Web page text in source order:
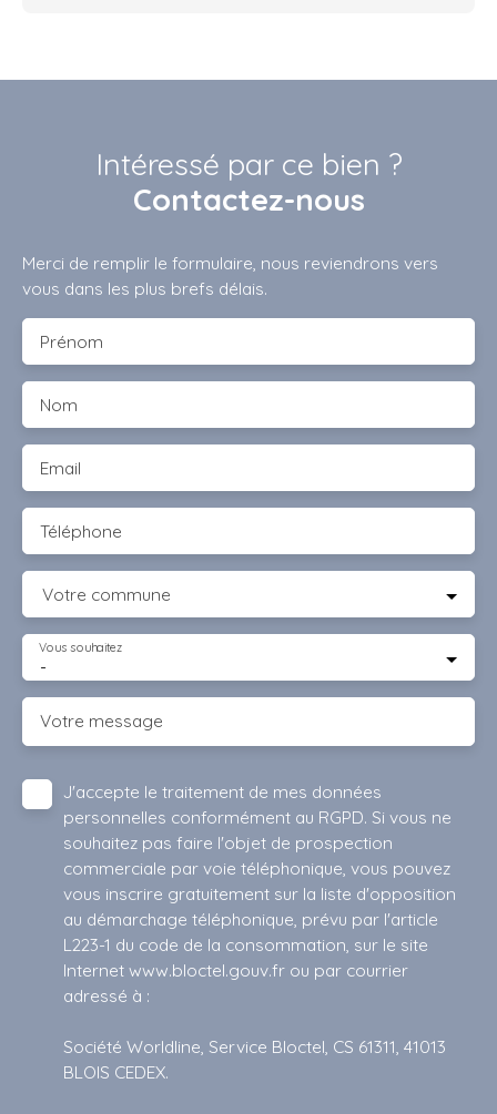
Intéressé par ce bien ?
Contactez-nous
Merci de remplir le formulaire, nous reviendrons vers
vous dans les plus brefs délais.
Prénom
Nom
Email
Téléphone
Votre commune
-
Vous souhaitez
Votre message
J'accepte le traitement de mes données
personnelles conformément au RGPD. Si vous ne
souhaitez pas faire l'objet de prospection
commerciale par voie téléphonique, vous pouvez
vous inscrire gratuitement sur la liste d'opposition
au démarchage téléphonique, prévu par l'article
L223-1 du code de la consommation, sur le site
Internet www.bloctel.gouv.fr ou par courrier
adressé à :
Société Worldline, Service Bloctel, CS 61311, 41013
BLOIS CEDEX.